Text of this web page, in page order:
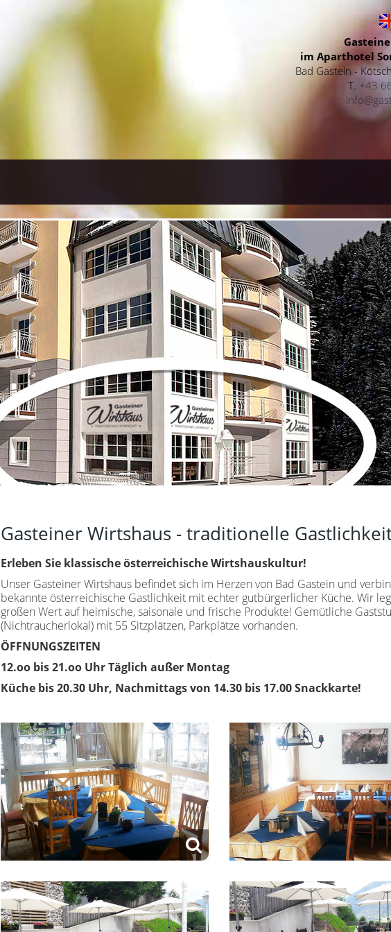
im Aparthotel
Bad Gastein -
T. +43
Gasteiner Wirtshaus - traditionelle
Erleben Sie klassische österreichische Wirtshauskultur!
Unser Gasteiner Wirtshaus befindet sich im Herzen von Bad Gastein und
bekannte österreichische Gastlichkeit mit echter gutbürgerlicher Küche. Wir
großen Wert auf heimische, saisonale und frische Produkte! Gemütliche
(Nichtraucherlokal) mit 55 Sitzplätzen, Parkplätze vorhanden.
ÖFFNUNGSZEITEN
12.oo bis 21.oo Uhr Täglich außer Montag
Küche bis 20.30 Uhr, Nachmittags von 14.30 bis 17.00 Snackkarte!